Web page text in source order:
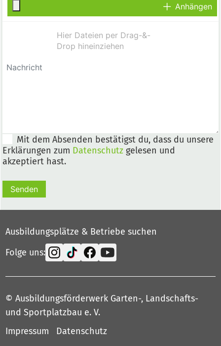
Anhängen
Mit dem Absenden bestätigst du, dass du unsere
Erklärungen zum Datenschutz gelesen und
akzeptiert hast.
Senden
Ausbildungsplätze & Betriebe suchen
Folge uns:
© Ausbildungsförderwerk Garten-, Landschafts-
und Sportplatzbau e. V.
Impressum
Datenschutz